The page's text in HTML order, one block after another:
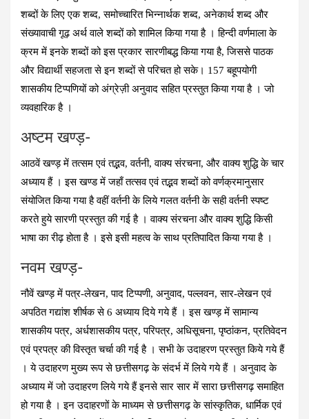
शब्दों के लिए एक शब्द, समोच्चारित भिन्नार्थक शब्द, अनेकार्थ शब्द और
संख्यावाची गूढ़ अर्थ वाले शब्दों को शामिल किया गया है । हिन्दी वर्णमाला के
क्रम में इनके शब्‍दों को इस प्रकार सारणीबद्ध किया गया है, जिससे पाठक
और विद्यार्थी सहजता से इन शब्‍दों से परिचत हो सके। 157 बहूपयोगी
शासकीय टिप्पणियों को अंग्रेज़ी अनुवाद सहित प्रस्तुत किया गया है । जो
व्‍यवहारिक है ।
अष्‍टम खण्‍ड़-
आठवें खण्ड़ में तत्सम एवं तद्भव, वर्तनी, वाक्य संरचना, और वाक्य शुद्धि के चार
अध्याय हैं । इस खण्ड में जहाँ तत्सव एवं तद्भव शब्दों को वर्णक्रमानुसार
संयोजित किया गया है वहीं वर्तनी के लिये गलत वर्तनी के सही वर्तनी स्पष्‍ट
करते हुये सारणी प्रस्तुत की गई है । वाक्य संरचना और वाक्य शुद्धि किसी
भाषा का रीढ़ होता है । इसे इसी महत्व के साथ प्रतिपादित किया गया है ।
नवम खण्‍ड़-
नौवें खण्ड़ में पत्र-लेखन, पाद टिप्पणी, अनुवाद, पल्लवन, सार-लेखन एवं
अपठित गद्यांश शीर्षक से 6 अध्याय दिये गये हैं । इस खण्ड़ में सामान्य
शासकीय पत्र, अर्धशासकीय पत्र, परिपत्र, अधिसूचना, पृष्‍ठांकन, प्रतिवेदन
एवं प्रपत्र की विस्तृत चर्चा की गई है । सभी के उदाहरण प्रस्तुत किये गये हैं
। ये उदाहरण मुख्य रूप से छत्तीसगढ़ के संदर्भ में लिये गये हैं । अनुवाद के
अध्याय में जो उदाहरण लिये गये हैं इनसे सार सार में सारा छत्तीसगढ़ समाहित
हो गया है । इन उदाहरणों के माध्यम से छत्तीसगढ़ के सांस्कृतिक, धार्मिक एवं